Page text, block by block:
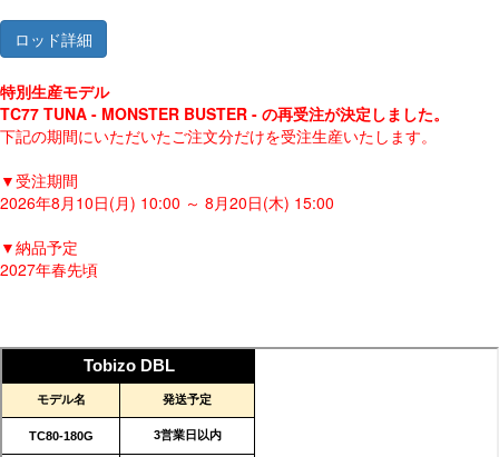
ロッド詳細
特別生産モデル
TC77 TUNA - MONSTER BUSTER - の再受注が決定しました。
下記の期間にいただいたご注文分だけを受注生産いたします。
▼受注期間
2026年8月10日(月) 10:00 ～ 8月20日(木) 15:00
▼納品予定
2027年春先頃